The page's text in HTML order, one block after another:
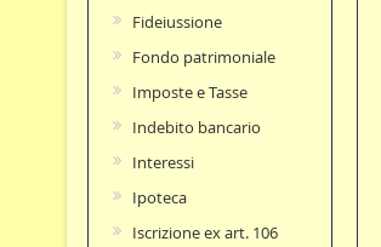
Fideiussione
Fondo patrimoniale
Imposte e Tasse
Indebito bancario
Interessi
Ipoteca
Iscrizione ex art. 106